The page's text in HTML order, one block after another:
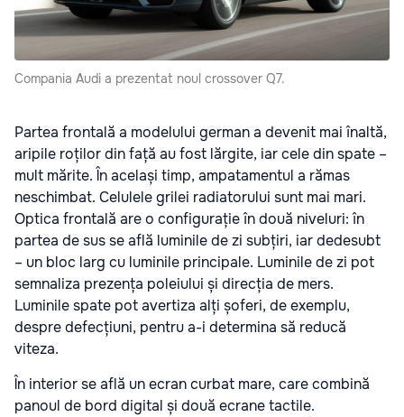
Compania Audi a prezentat noul crossover Q7.
Partea frontală a modelului german a devenit mai înaltă,
aripile roților din față au fost lărgite, iar cele din spate –
mult mărite. În același timp, ampatamentul a rămas
neschimbat. Celulele grilei radiatorului sunt mai mari.
Optica frontală are o configurație în două niveluri: în
partea de sus se află luminile de zi subțiri, iar dedesubt
– un bloc larg cu luminile principale. Luminile de zi pot
semnaliza prezența poleiului și direcția de mers.
Luminile spate pot avertiza alți șoferi, de exemplu,
despre defecțiuni, pentru a-i determina să reducă
viteza.
În interior se află un ecran curbat mare, care combină
panoul de bord digital și două ecrane tactile.